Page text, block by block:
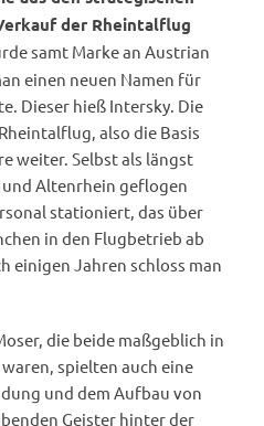
der Rheintalflug
samt Marke an Austrian
einen neuen Namen für
Dieser hieß Intersky. Die
also die Basis
weiter. Selbst als längst
Altenrhein geflogen
stationiert, das über
in den Flugbetrieb ab
einigen Jahren schloss man
die beide maßgeblich in
spielten auch eine
und dem Aufbau von
Geister hinter der